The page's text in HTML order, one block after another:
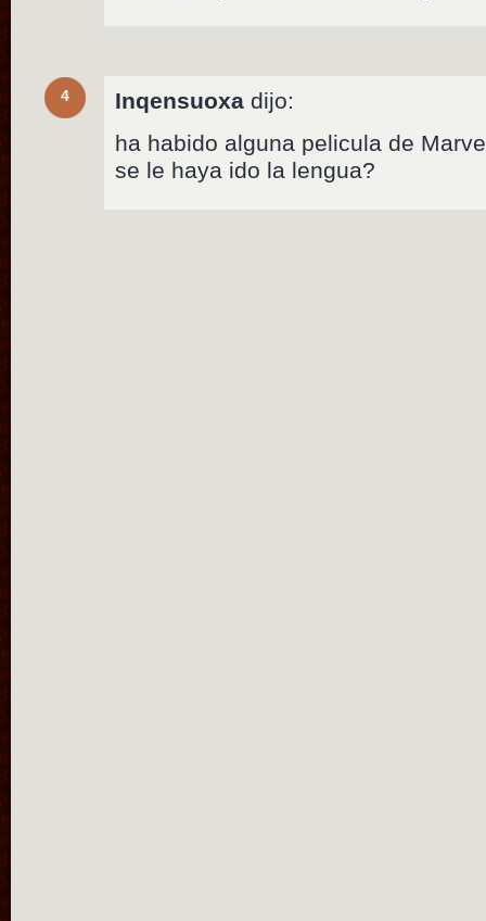
4 Inqensuoxa dijo:
ha habido alguna pelicula de
se le haya ido la lengua?